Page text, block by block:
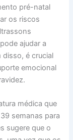
pré-natal
os riscos
ajudar a
disso, é crucial
emocional
médica que
semanas para
sugere que o